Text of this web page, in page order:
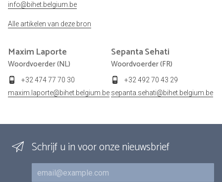
info@bihet.belgium.be
Alle artikelen van deze bron
Maxim Laporte
Woordvoerder (NL)
+32 474 77 70 30
maxim.laporte@bihet.belgium.be
SepantaSehati
Woordvoerder (FR)
+32 492 70 43 29
sepanta.sehati@bihet.belgium.be
Schrijf u in voor onze nieuwsbrief
E-mail